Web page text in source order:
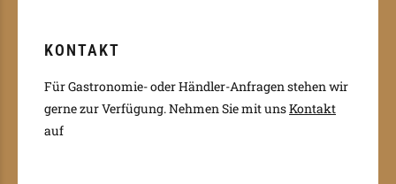
KONTAKT
Für Gastronomie- oder Händler-Anfragen stehen wir
gerne zur Verfügung.Nehmen Sie mit unsKontakt
auf